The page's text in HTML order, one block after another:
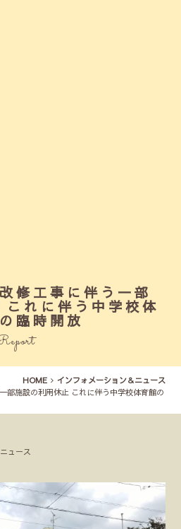
修工事に伴う一部
れに伴う中学校体
臨時開放
HOME
インフォメーション＆ニュース
部施設の利用休止 これに伴う中学校体育館の
ュース